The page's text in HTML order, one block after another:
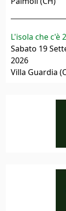
L'isola che c'è
Sabato 19
2026
Villa Guardia